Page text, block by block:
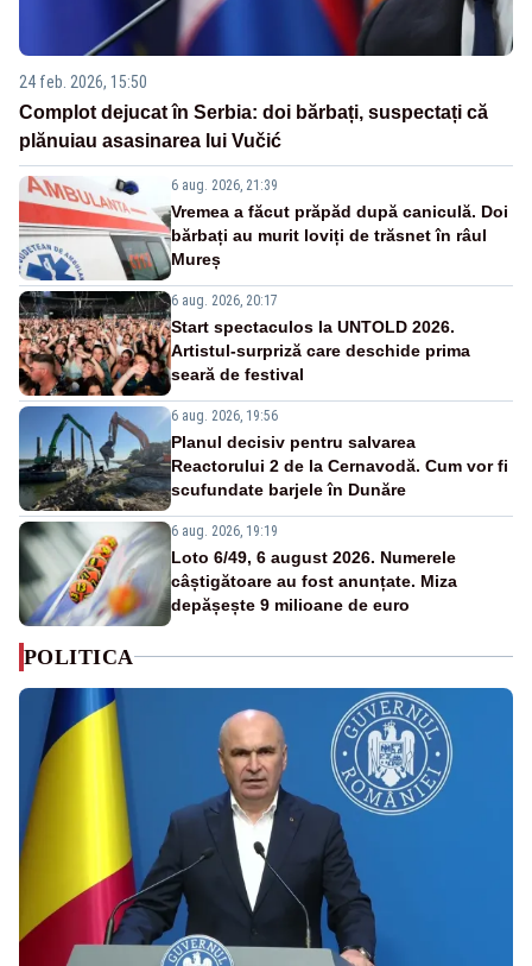
24 feb. 2026, 15:50
Complot dejucat în Serbia: doi bărbați, suspectați că
plănuiau asasinarea lui Vučić
6 aug. 2026, 21:39
Vremea a făcut prăpăd după caniculă. Doi
bărbați au murit loviți de trăsnet în râul
Mureș
6 aug. 2026, 20:17
Start spectaculos la UNTOLD 2026.
Artistul-surpriză care deschide prima
seară de festival
6 aug. 2026, 19:56
Planul decisiv pentru salvarea
Reactorului 2 de la Cernavodă. Cum vor fi
scufundate barjele în Dunăre
6 aug. 2026, 19:19
Loto 6/49, 6 august 2026. Numerele
câștigătoare au fost anunțate. Miza
depășește 9 milioane de euro
POLITICA